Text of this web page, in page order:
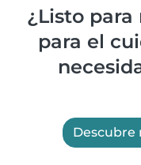
¿Listo para
para el
Descubre